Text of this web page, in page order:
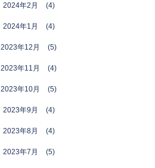
2024年2月 (4)
2024年1月 (4)
2023年12月 (5)
2023年11月 (4)
2023年10月 (5)
2023年9月 (4)
2023年8月 (4)
2023年7月 (5)